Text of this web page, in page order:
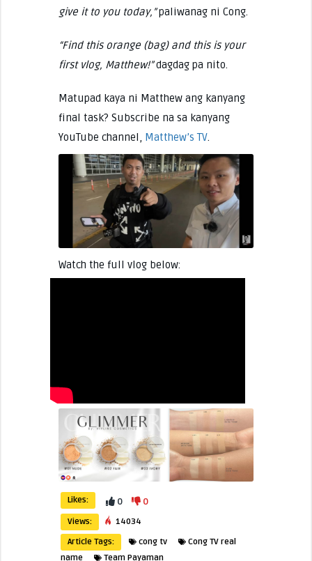
give it to you today,”paliwanag ni Cong.
“Find this orange (bag) and this is your
first vlog, Matthew!”dagdag pa nito.
Matupad kaya ni Matthew ang kanyang
final task? Subscribe na sa kanyang
YouTube channel, Matthew’s TV.
Watch the full vlog below:
Likes: 0 0
Views:
14034
Article Tags:
cong tv
Cong TV real
name
Team Payaman